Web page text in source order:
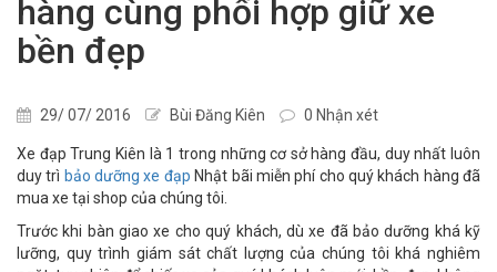
hàng cùng phối hợp giữ xe
bền đẹp
29/ 07/ 2016 Bùi Đăng Kiên 0 Nhận xét
Xe đạp Trung Kiên là 1 trong những cơ sở hàng đầu, duy nhất luôn
duy trì bảo dưỡng xe đạp Nhật bãi miễn phí cho quý khách hàng đã
mua xe tại shop của chúng tôi.
Trước khi bàn giao xe cho quý khách, dù xe đã bảo dưỡng khá kỹ
lưỡng, quy trình giám sát chất lượng của chúng tôi khá nghiêm